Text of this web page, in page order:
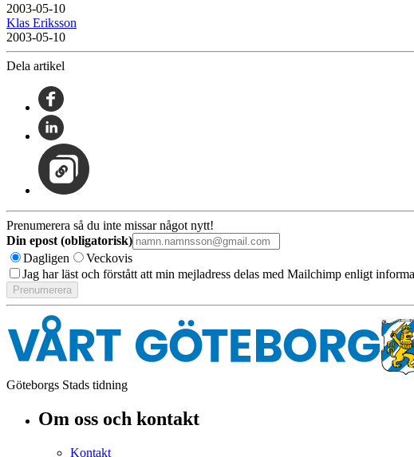
2003-05-10
Klas Eriksson
2003-05-10
Dela artikel
Prenumerera så du inte missar något nytt!
Din epost (obligatorisk)
Dagligen
Veckovis
Jag har läst och förstått att min mejladress delas med Mailchimp enligt
Göteborgs Stads tidning
Om oss och kontakt
Kontakt